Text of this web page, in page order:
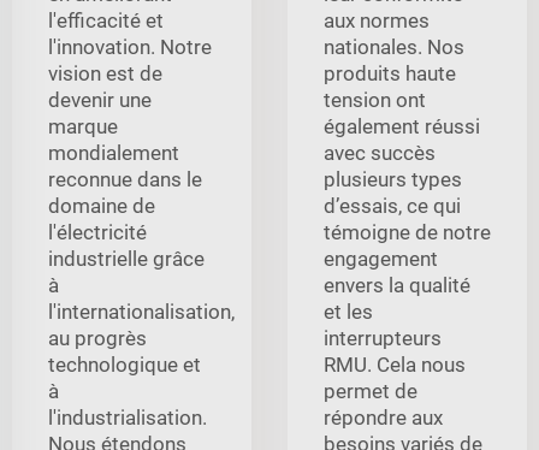
l'efficacité et
l'innovation. Notre
vision est de
devenir une
marque
mondialement
reconnue dans le
domaine de
l'électricité
industrielle grâce
à
l'internationalisation,
au progrès
technologique et
à
l'industrialisation.
Nous étendons
aux normes
nationales. Nos
produits haute
tension ont
également réussi
avec succès
plusieurs types
d’essais, ce qui
témoigne de notre
engagement
envers la qualité
et les
interrupteurs
RMU. Cela nous
permet de
répondre aux
besoins variés de